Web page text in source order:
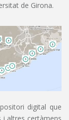
de Girona.
digital que
i altres certàmens